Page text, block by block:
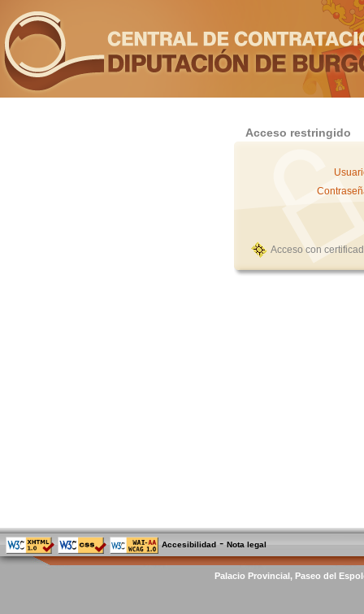
Acceso restringido
Acceso con
Accesibilidad -Nota legal
Palacio Provincial, Paseo del